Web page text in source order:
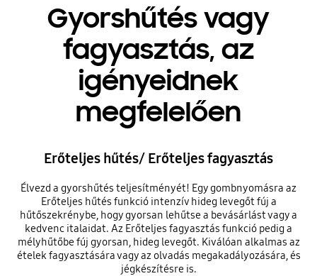
Gyorshűtés vagy
fagyasztás, az
igényeidnek
megfelelően
Erőteljes hűtés/ Erőteljes fagyasztás
Élvezd a gyorshűtés teljesítményét! Egy gombnyomásra az
Erőteljes hűtés funkció intenzív hideg levegőt fúj a
hűtőszekrénybe, hogy gyorsan lehűtse a bevásárlást vagy a
kedvenc italaidat. Az Erőteljes fagyasztás funkció pedig a
mélyhűtőbe fúj gyorsan, hideg levegőt. Kiválóan alkalmas az
ételek fagyasztására vagy az olvadás megakadályozására, és
jégkészítésre is.